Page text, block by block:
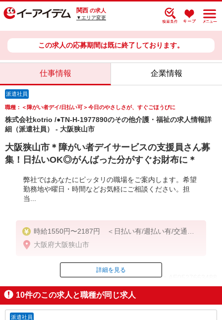
関西 の求人
▼エリア変更
この求人の応募期間は既に終了しております。
仕事情報 企業情報
派遣社員
職種：＜障がい者デイ/日払い可＞今日のやさしさが、すぐごほうびに
株式会社kotrio /●TN-H-1977890のその他介護・福祉の求人情報詳
細（派遣社員） - 大阪狭山市
大阪狭山市＊障がい者デイサービスの支援員さん募
集！日払いOK◎がんばった分がすぐお財布に＊
弊社ではあなたにピッタリの職場をご案内します。希望
勤務地や曜日・時間などお気軽にご相談ください。担
当...
時給1550円〜2187円 ＜日払い有/週払い有/交通費
全支給(ガソリン代含む)＞
大阪府大阪狭山市
ID：AE0527663488
掲載期間終了
詳細を見る
10件のこの求人と職種が同じ求人
派遣社員